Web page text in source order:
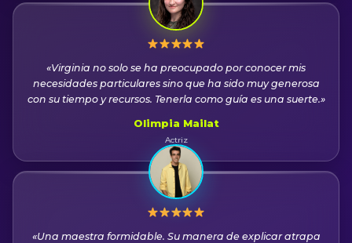
«Virginia no solo se ha preocupado por conocer mis
necesidades particulares sino que ha sido muy generosa
con su tiempo y recursos. Tenerla como guía es una suerte.»
Olimpia Mailat
Actriz
«Una maestra formidable. Su manera de explicar atrapa